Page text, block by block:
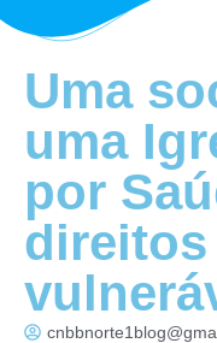
Uma
uma
por
direitos